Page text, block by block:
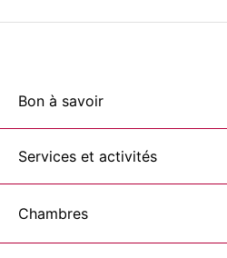
Bon à savoir
Services et activités
Chambres